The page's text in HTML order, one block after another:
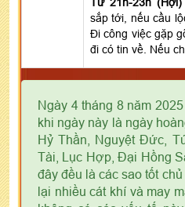
sắp tới, nếu cầu
Đi công việc gặp
đi có tin về. Nếu
Ngày 4 tháng 8 năm
khi ngày này là ngày
Hỷ Thần, Nguyệt Đức,
Tài, Lục Hợp, Đại Hồng
đây đều là các sao tốt
lại nhiều cát khí và may